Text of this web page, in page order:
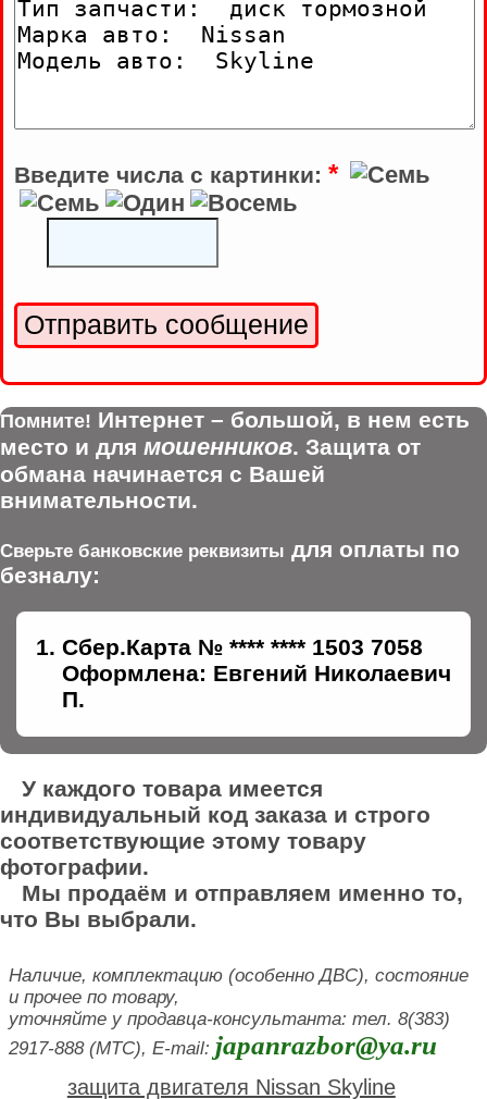
Введите числа с картинки: *
Помните! Интернет – большой, в нем есть
место и для мошенников. Защита от
обмана начинается с Вашей
внимательности.
Сверьте банковские реквизиты для оплаты по
безналу:
Сбер.Карта № **** **** 1503 7058
Оформлена: Евгений Николаевич
П.
У каждого товара имеется
индивидуальный код заказа и строго
соответствующие этому товару
фотографии.
Мы продаём и отправляем именно то,
что Вы выбрали.
Наличие, комплектацию (особенно ДВС), состояние
и прочее по товару,
уточняйте у продавца-консультанта: тел. 8(383)
2917-888 (МТС), E-mail: japanrazbor@ya.ru
защита двигателя Nissan Skyline